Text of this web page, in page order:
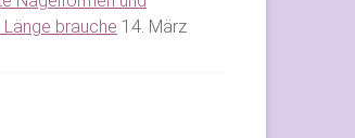
brauche 14. März